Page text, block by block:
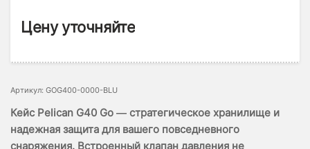
Цену уточняйте
Артикул: GOG400-0000-BLU
Кейс Pelican G40 Go — стратегическое хранилище и
надежная защита для вашего повседневного
снаряжения. Встроенный клапан давления не